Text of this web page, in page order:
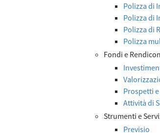
Polizza di
Polizza di
Polizza di
Polizza
Fondi e
Prospetti
Attività di
Strumenti e
Previsio